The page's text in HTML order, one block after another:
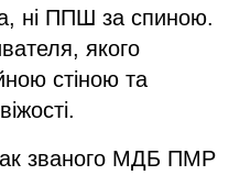
ні ППШ за спиною.
якого
стіною та
званого МДБ ПМР